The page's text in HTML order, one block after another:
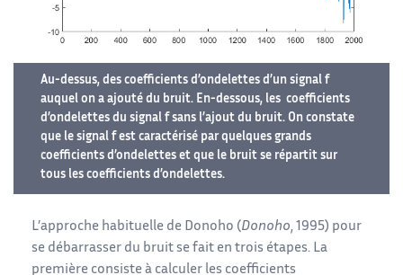
Au-dessus, des coefficients d’ondelettes d’un signal f
auquel on a ajouté du bruit. En-dessous, les coefficients
d’ondelettes du signal f sans l’ajout du bruit. On constate
que le signal f est caractérisé par quelques grands
coefficients d’ondelettes et que le bruit se répartit sur
tous les coefficients d’ondelettes.
L’approche habituelle de Donoho (Donoho, 1995) pour
se débarrasser du bruit se fait en trois étapes. La
première consiste à calculer les coefficients